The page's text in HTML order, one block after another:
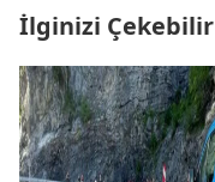
İlginizi Çekebilir